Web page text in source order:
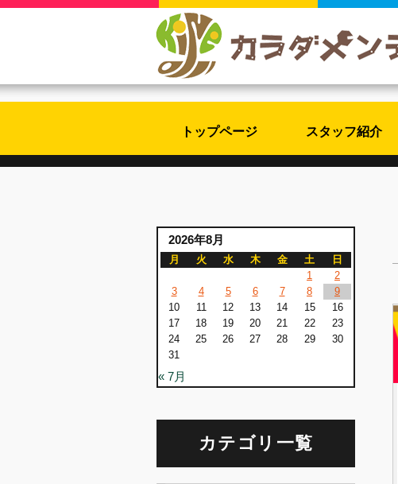
トップページ スタッフ紹介
2026年8月
月 火 水 木 金 土
日
1
2
3
4 5 6 7 8
9
10
11 12 13 14 15
16
17
18 19 20 21 22
23
24
25 26 27 28 29
30
31
« 7月
カテゴリ一覧